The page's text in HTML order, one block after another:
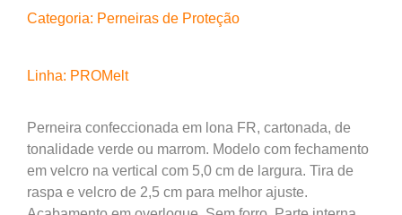
Categoria: Perneiras de Proteção
Linha: PROMelt
Perneira confeccionada em lona FR, cartonada, de
tonalidade verde ou marrom. Modelo com fechamento
em velcro na vertical com 5,0 cm de largura. Tira de
raspa e velcro de 2,5 cm para melhor ajuste.